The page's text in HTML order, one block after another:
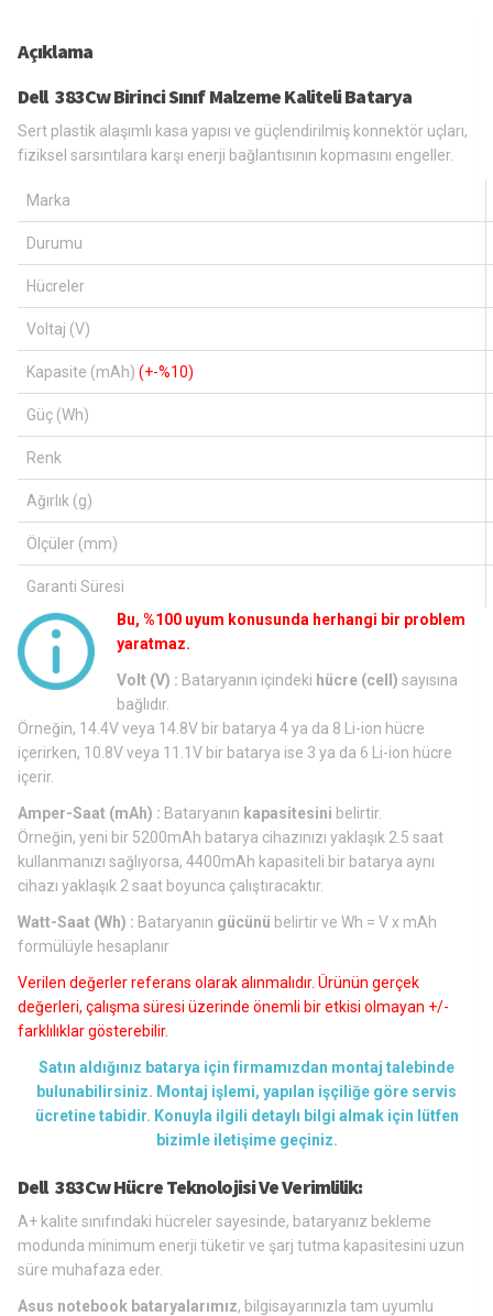
Açıklama
Dell 383Cw Birinci Sınıf Malzeme Kaliteli Batarya
Sert plastik alaşımlı kasa yapısı ve güçlendirilmiş konnektör uçları,
fiziksel sarsıntılara karşı enerji bağlantısının kopmasını engeller.
Marka
Durumu
Hücreler
Voltaj (V)
Kapasite (mAh) (+-%10)
Güç (Wh)
Renk
Ağırlık (g)
Ölçüler (mm)
Garanti Süresi
Bu, %100 uyum konusunda herhangi bir problem
yaratmaz.
Volt (V) : Bataryanın içindeki hücre (cell) sayısına
bağlıdır.
Örneğin, 14.4V veya 14.8V bir batarya 4 ya da 8 Li-ion hücre
içerirken, 10.8V veya 11.1V bir batarya ise 3 ya da 6 Li-ion hücre
içerir.
Amper-Saat (mAh) : Bataryanın kapasitesini belirtir.
Örneğin, yeni bir 5200mAh batarya cihazınızı yaklaşık 2.5 saat
kullanmanızı sağlıyorsa, 4400mAh kapasiteli bir batarya aynı
cihazı yaklaşık 2 saat boyunca çalıştıracaktır.
Watt-Saat (Wh) : Bataryanın gücünü belirtir ve Wh = V x mAh
formülüyle hesaplanır
Verilen değerler referans olarak alınmalıdır. Ürünün gerçek
değerleri, çalışma süresi üzerinde önemli bir etkisi olmayan +/-
farklılıklar gösterebilir.
Satın aldığınız batarya için firmamızdan montaj talebinde
bulunabilirsiniz. Montaj işlemi, yapılan işçiliğe göre servis
ücretine tabidir. Konuyla ilgili detaylı bilgi almak için lütfen
bizimle iletişime geçiniz.
Dell 383Cw Hücre Teknolojisi Ve Verimlilik:
A+ kalite sınıfındaki hücreler sayesinde, bataryanız bekleme
modunda minimum enerji tüketir ve şarj tutma kapasitesini uzun
süre muhafaza eder.
Asus notebook bataryalarımız, bilgisayarınızla tam uyumlu